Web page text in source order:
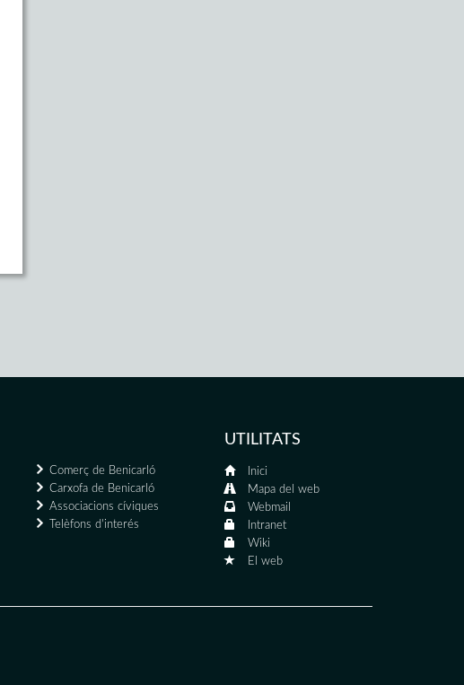
Comerç de Benicarló
Carxofa de Benicarló
Associacions cíviques
Telèfons d'interés
UTILITATS
Inici
Mapa del web
Webmail
Intranet
Wiki
El web